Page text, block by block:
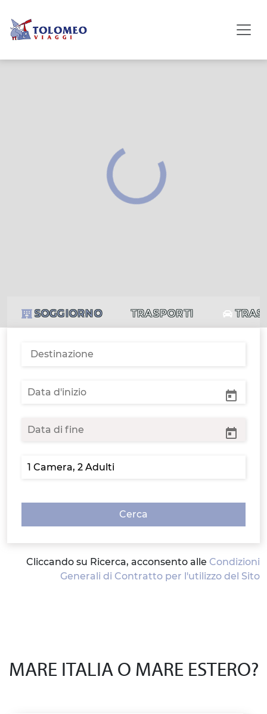
SOGGIORNO TRASPORTI
Cerca
Cliccando su Ricerca, acconsento alle Condizioni
Generali di Contratto per l'utilizzo del Sito
MARE ITALIA O MARE ESTERO?